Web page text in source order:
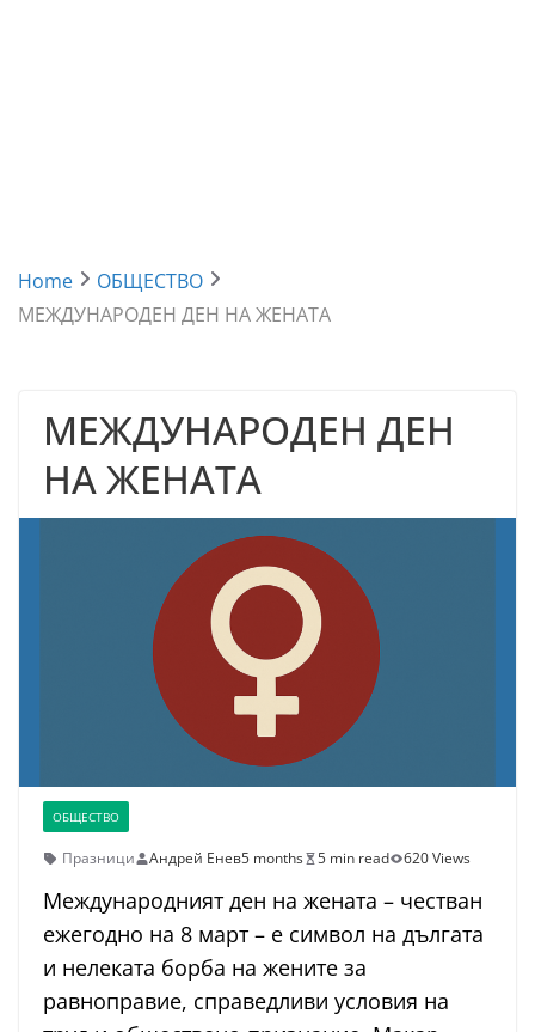
Home
ОБЩЕСТВО
МЕЖДУНАРОДЕН ДЕН НА ЖЕНАТА
МЕЖДУНАРОДЕН ДЕН
НА ЖЕНАТА
ОБЩЕСТВО
Празници Андрей Енев5 months 5 min read 620 Views
Международният ден на жената – честван
ежегодно на 8 март – е символ на дългата
и нелеката борба на жените за
равноправие, справедливи условия на